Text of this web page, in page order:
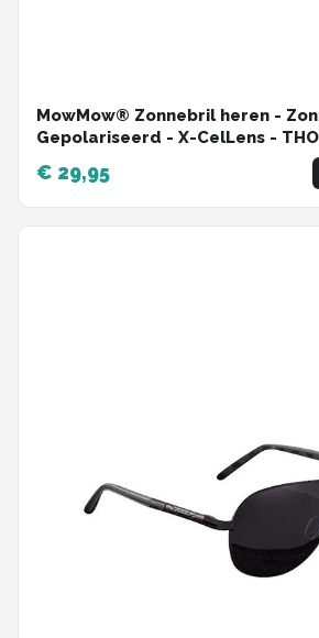
MowMow® Zonnebril heren -
Gepolariseerd - X-CelLens -
€ 29,95